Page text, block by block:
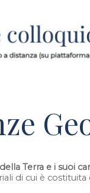
Terra e i suoi
di cui è